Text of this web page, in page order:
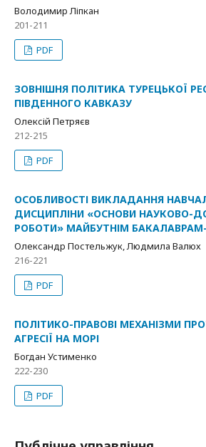
Володимир Ліпкан
201-211
PDF
ЗОВНІШНЯ ПОЛІТИКА ТУРЕЦЬКОЇ
ПІВДЕННОГО КАВКАЗУ
Олексій Петряєв
212-215
PDF
ОСОБЛИВОСТІ ВИКЛАДАННЯ
ДИСЦИПЛІНИ «ОСНОВИ НАУКОВО-
РОБОТИ» МАЙБУТНІМ
Олександр Постельжук, Людмила Валюх
216-221
PDF
ПОЛІТИКО-ПРАВОВІ МЕХАНІЗМИ
АГРЕСІЇ НА МОРІ
Богдан Устименко
222-230
PDF